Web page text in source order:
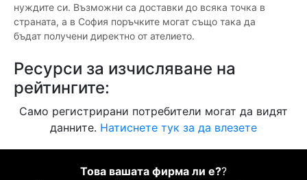
нуждите си. Възможни са доставки до всяка точка в
страната, а в София поръчките могат също така да
бъдат получени директно от ателието.
Ресурси за изчисляване на
рейтингите:
Само регистрирани потребители могат да видят
данните. Натиснете тук за да влезете
Това вашата фирма ли е??